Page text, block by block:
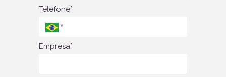
Telefone*
Empresa*